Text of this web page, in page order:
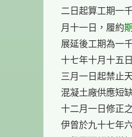
二日起算工期一
月十一日，履約
展延後工期為一
十七年十月十五
三月一日起禁止
混凝土廠供應短
十二月一日修正
伊曾於九十七年